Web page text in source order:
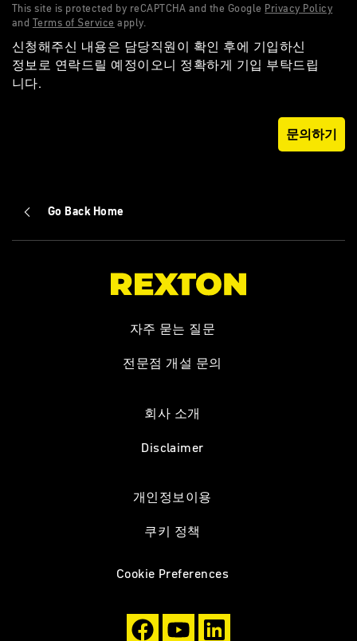
This site is protected by reCAPTCHA and the Google Privacy Policy
and Terms of Service apply.
신청해주신 내용은 담당직원이 확인 후에 기입하신
정보로 연락드릴 예정이오니 정확하게 기입 부탁드립
니다.
Go Back Home
자주 묻는 질문
전문점 개설 문의
회사 소개
Disclaimer
개인정보이용
쿠키 정책
Cookie Preferences